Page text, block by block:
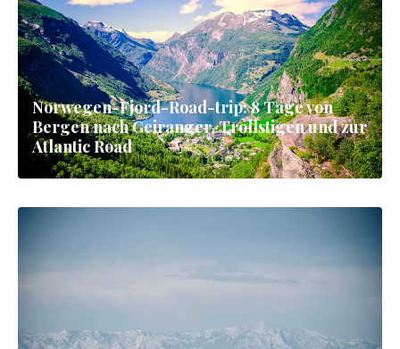
Norwegen-Fjord-Road-trip: 8 Tage von
Bergen nach Geiranger, Trollstigen und zur
Atlantic Road